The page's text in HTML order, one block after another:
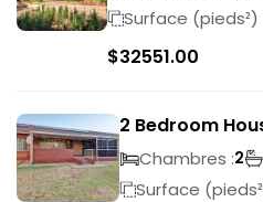
Surface (pieds²)
$32551.00
2 Bedroom
ParkChambres :2
Surface